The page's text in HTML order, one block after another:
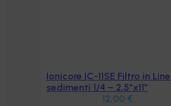
Aggiungi al carrello
Ionicore IC-11SE Filtro in
sedimenti 1/4 – 2,5″x11″
12,00 €